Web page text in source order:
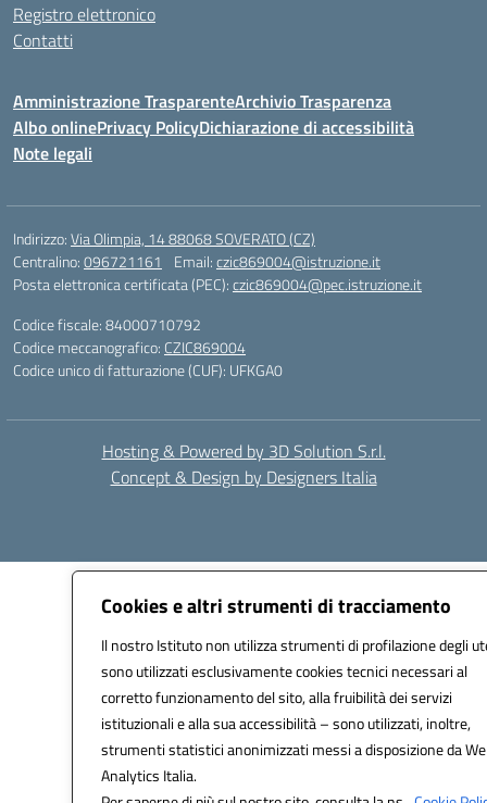
Cookies e altri strumenti di tracciamento
Il nostro Istituto non utilizza strumenti di profilazione degli
sono utilizzati esclusivamente cookies tecnici necessari al
corretto funzionamento del sito, alla fruibilità dei servizi
istituzionali e alla sua accessibilità – sono utilizzati, inoltre,
strumenti statistici anonimizzati messi a disposizione da
Analytics Italia.
Registro elettronico
Contatti
Amministrazione TrasparenteArchivio Trasparenza
Albo onlinePrivacy PolicyDichiarazione di accessibilità
Note legali
Indirizzo:Via Olimpia, 14 88068 SOVERATO (CZ)
Centralino:096721161 Email:czic869004@istruzione.it
Posta elettronica certificata (PEC):czic869004@pec.istruzione.it
Codice fiscale: 84000710792
Codice meccanografico: CZIC869004
Codice unico di fatturazione (CUF): UFKGA0
Hosting & Powered by 3D Solution S.r.l.
Concept & Design by Designers Italia